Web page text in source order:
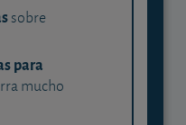
sobre
para
mucho